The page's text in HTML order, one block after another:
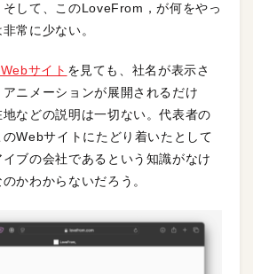
して、このLoveFrom，が何をやっ
常に少ない。
サイト を見ても、社名が表示さ
ニメーションが展開されるだけ
などの説明は一切ない。代表者の
Webサイトにたどり着いたとして
ブの会社であるという知識がなけ
かわからないだろう。